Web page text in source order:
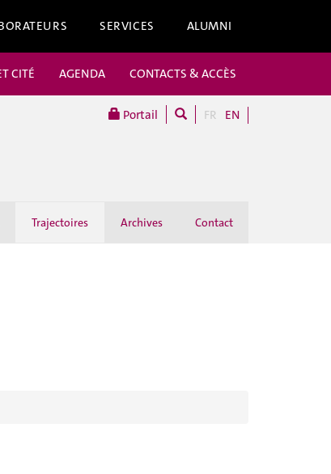
SERVICES ALUMNI
Portail FR EN
CITÉ AGENDA CONTACTS & ACCÈS
Trajectoires Archives Contact